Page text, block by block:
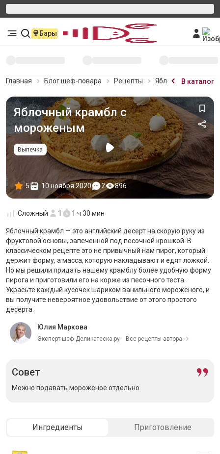
Бары
Главная Блог шеф-повара Рецепты Яблочный крамбл
В каталог
Яблочный крамбл с
мороженым
Выпечка
5 10 ноября 2020 2 896
Сложный 1 1 ч 30 мин
Яблочный крамбл — это английский десерт на скорую руку из
фруктовой основы, запеченной под песочной крошкой. В
классическом рецепте это не привычный нам пирог, который
держит форму, а масса, которую накладывают и едят ложкой.
Но мы решили придать нашему крамблу более удобную форму
пирога и приготовили его на корже из песочного теста.
Украсьте каждый кусочек шариком ванильного мороженого, и
вы получите невероятное удовольствие от этого простого
десерта.
Юлия Маркова
Эксперт-шеф Деликатеска.ру Все рецепты автора
Совет
Можно подавать мороженое отдельно.
Ингредиенты Приготовление